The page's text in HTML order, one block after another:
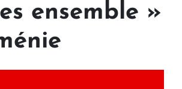
ensemble »